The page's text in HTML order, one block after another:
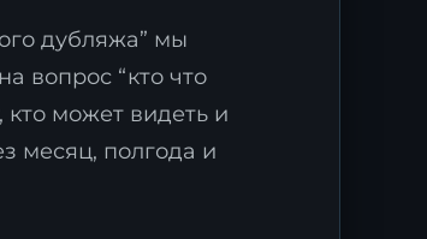
дубляжа” мы
вопрос “кто что
кто может видеть и
месяц, полгода и